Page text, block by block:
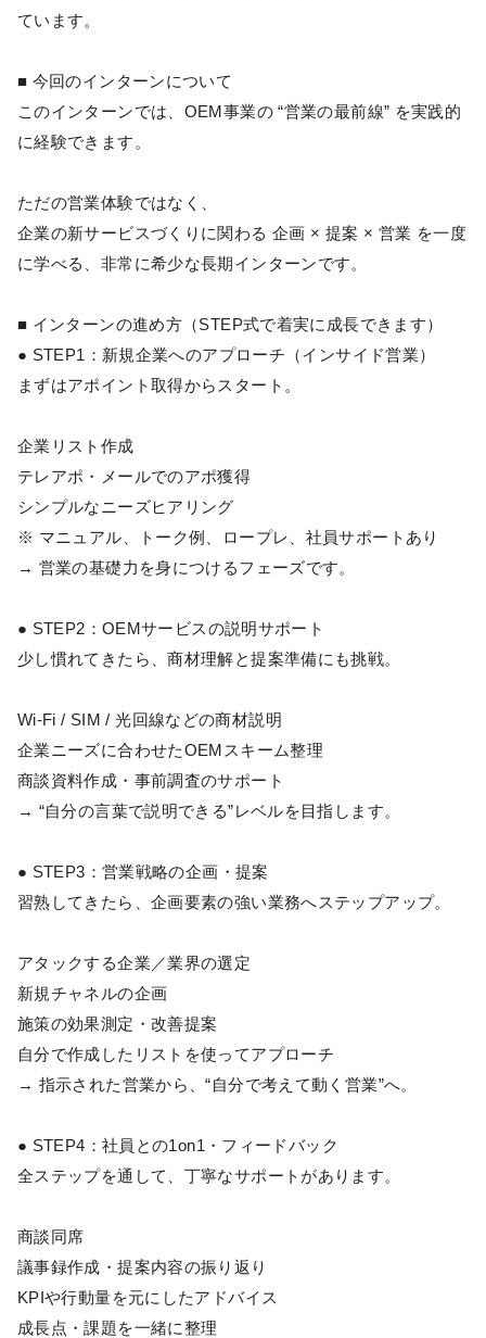
ています。
■ 今回のインターンについて
このインターンでは、OEM事業の “営業の最前線” を実践的
に経験できます。
ただの営業体験ではなく、
企業の新サービスづくりに関わる 企画 × 提案 × 営業 を一度
に学べる、非常に希少な長期インターンです。
■ インターンの進め方（STEP式で着実に成長できます）
● STEP1：新規企業へのアプローチ（インサイド営業）
まずはアポイント取得からスタート。
企業リスト作成
テレアポ・メールでのアポ獲得
シンプルなニーズヒアリング
※ マニュアル、トーク例、ロープレ、社員サポートあり
→ 営業の基礎力を身につけるフェーズです。
● STEP2：OEMサービスの説明サポート
少し慣れてきたら、商材理解と提案準備にも挑戦。
Wi‑Fi / SIM / 光回線などの商材説明
企業ニーズに合わせたOEMスキーム整理
商談資料作成・事前調査のサポート
→ “自分の言葉で説明できる”レベルを目指します。
● STEP3：営業戦略の企画・提案
習熟してきたら、企画要素の強い業務へステップアップ。
アタックする企業／業界の選定
新規チャネルの企画
施策の効果測定・改善提案
自分で作成したリストを使ってアプローチ
→ 指示された営業から、“自分で考えて動く営業”へ。
● STEP4：社員との1on1・フィードバック
全ステップを通して、丁寧なサポートがあります。
商談同席
議事録作成・提案内容の振り返り
KPIや行動量を元にしたアドバイス
成長点・課題を一緒に整理